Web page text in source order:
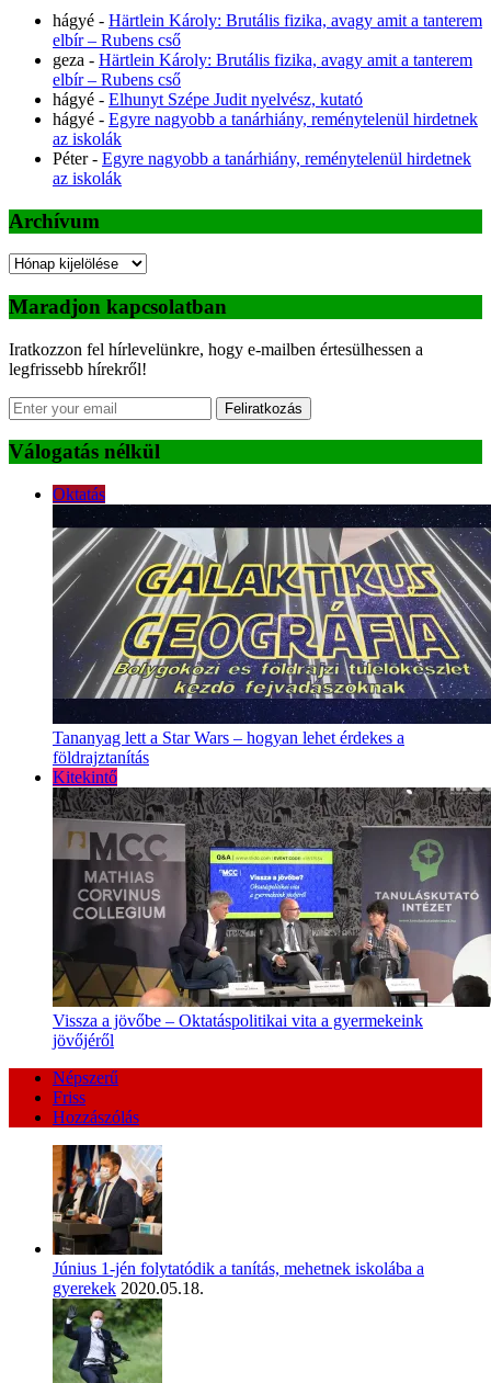
hágyé - Härtlein Károly: Brutális fizika, avagy amit a tanterem
elbír – Rubens cső
geza - Härtlein Károly: Brutális fizika, avagy amit a tanterem
elbír – Rubens cső
hágyé - Elhunyt Szépe Judit nyelvész, kutató
hágyé - Egyre nagyobb a tanárhiány, reménytelenül hirdetnek
az iskolák
Péter- Egyre nagyobb a tanárhiány, reménytelenül hirdetnek
az iskolák
Archívum
Archívum
Maradjon kapcsolatban
Iratkozzon fel hírlevelünkre, hogy e-mailben értesülhessen a
legfrissebb hírekről!
Feliratkozás
Válogatás nélkül
Oktatás
Tananyag lett a Star Wars – hogyan lehet érdekes a
földrajztanítás
Kitekintő
Vissza a jövőbe – Oktatáspolitikai vita a gyermekeink
jövőjéről
Népszerű
Friss
Hozzászólás
Június 1-jén folytatódik a tanítás, mehetnek iskolába a
gyerekek 2020.05.18.